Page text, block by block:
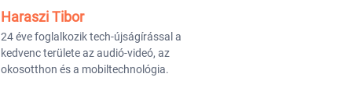
Haraszi Tibor
24 éve foglalkozik tech-újságírással a
kedvenc területe az audió-videó, az
okosotthon és a mobiltechnológia.